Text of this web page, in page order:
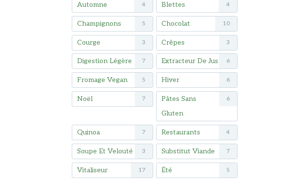
Automne 4 Blettes 4
Champignons 5 Chocolat 10
Courge 3 Crêpes 3
Digestion Légère 7 Extracteur De Jus 6
Fromage Vegan 5 Hiver 6
Noël 7
Pâtes Sans
Gluten
6
Quinoa 7 Restaurants 4
Soupe Et Velouté 3 Substitut Viande 7
Vitaliseur 17 Été 5